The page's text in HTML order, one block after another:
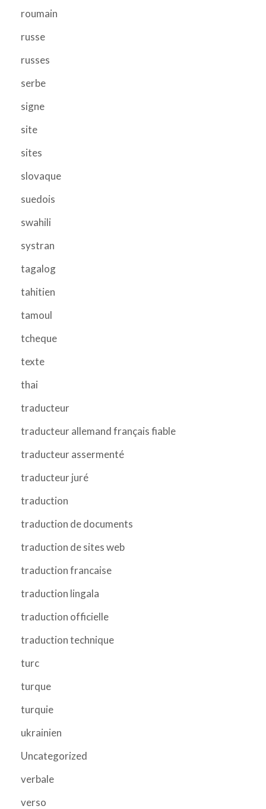
roumain
russe
russes
serbe
signe
site
sites
slovaque
suedois
swahili
systran
tagalog
tahitien
tamoul
tcheque
texte
thai
traducteur
traducteur allemand français fiable
traducteur assermenté
traducteur juré
traduction
traduction de documents
traduction de sites web
traduction francaise
traduction lingala
traduction officielle
traduction technique
turc
turque
turquie
ukrainien
Uncategorized
verbale
verso